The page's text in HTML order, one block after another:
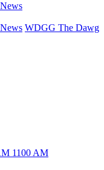
WDGG The Dawg
1100 AM